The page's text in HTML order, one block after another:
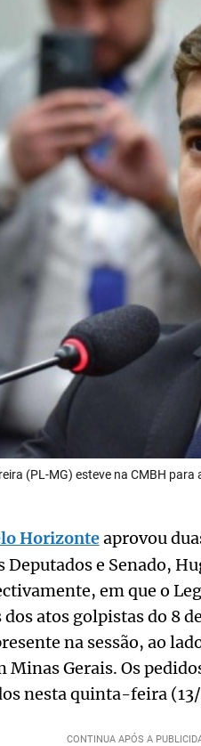
(PL-MG) esteve na CMBH
Horizonteaprovou
Deputados e Senado,
em que o
atos golpistas do 8
na sessão, ao
Minas Gerais. Os
nesta quinta-feira